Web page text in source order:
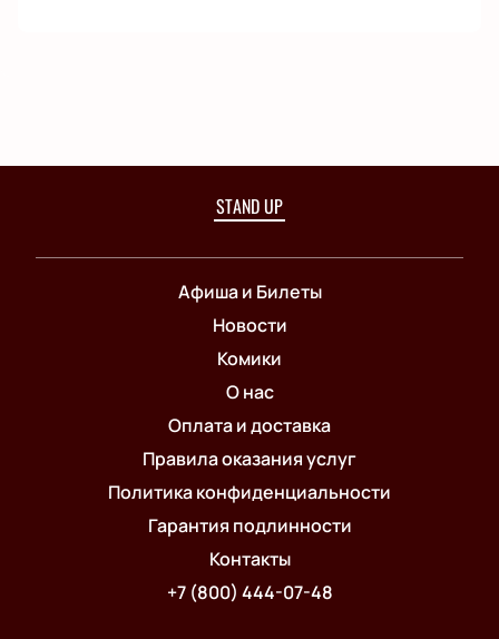
STAND UP
Афиша и Билеты
Новости
Комики
О нас
Оплата и доставка
Правила оказания услуг
Политика конфиденциальности
Гарантия подлинности
Контакты
+7 (800) 444-07-48